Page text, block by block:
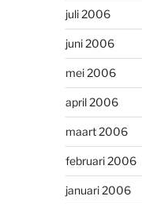
juli 2006
juni 2006
mei 2006
april 2006
maart 2006
februari 2006
januari 2006